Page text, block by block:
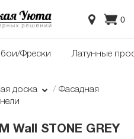
0
Фрески Латунные
доска
Фасадная
Wall STONE GREY